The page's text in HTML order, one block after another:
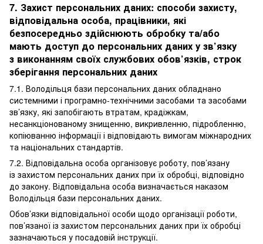
7. Захист персональних даних: способи захисту,
відповідальна особа, працівники, які
безпосередньо здійснюють обробку та/або
мають доступ до персональних даних у зв’язку
з виконанням своїх службових обов’язків, строк
зберігання персональних даних
7.1. Володільця бази персональних даних обладнано
системними і програмно-технічними засобами та засобами
зв’язку, які запобігають втратам, крадіжкам,
несанкціонованому знищенню, викривленню, підробленню,
копіюванню інформації і відповідають вимогам міжнародних
та національних стандартів.
7.2. Відповідальна особа організовує роботу, пов’язану
із захистом персональних даних при їх обробці, відповідно
до закону. Відповідальна особа визначається наказом
Володільця бази персональних даних.
Обов’язки відповідальної особи щодо організації роботи,
пов’язаної із захистом персональних даних при їх обробці
зазначаються у посадовій інструкції.